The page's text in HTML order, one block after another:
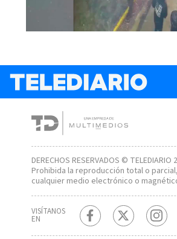
DERECHOS RESERVADOS © TELEDIARIO
Prohibida la reproducción total o
cualquier medio electrónico o
VISÍTANOS
EN